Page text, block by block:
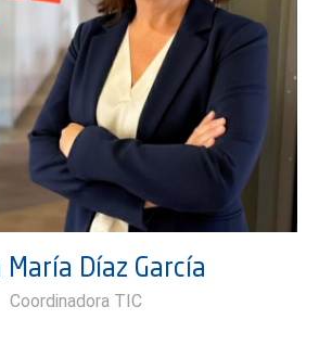
María Díaz García
Coordinadora TIC